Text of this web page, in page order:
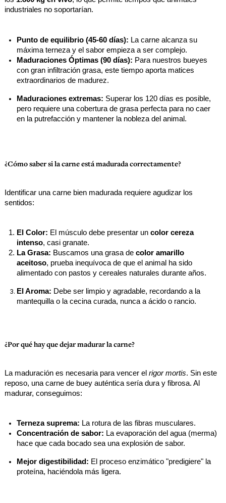
industriales no soportarían.
Punto de equilibrio (45-60 días): La carne alcanza su
máxima terneza y el sabor empieza a ser complejo.
Maduraciones Óptimas (90 días): Para nuestros bueyes
con gran infiltración grasa, este tiempo aporta matices
extraordinarios de madurez.
Maduraciones extremas: Superar los 120 días es posible,
pero requiere una cobertura de grasa perfecta para no caer
en la putrefacción y mantener la nobleza del animal.
¿Cómo saber si la carne está madurada correctamente?
Identificar una carne bien madurada requiere agudizar los
sentidos:
El Color: El músculo debe presentar un color cereza
intenso, casi granate.
La Grasa: Buscamos una grasa de color amarillo
aceitoso, prueba inequívoca de que el animal ha sido
alimentado con pastos y cereales naturales durante años.
El Aroma: Debe ser limpio y agradable, recordando a la
mantequilla o la cecina curada, nunca a ácido o rancio.
¿Por qué hay que dejar madurar la carne?
La maduración es necesaria para vencer el rigor mortis. Sin este
reposo, una carne de buey auténtica sería dura y fibrosa. Al
madurar, conseguimos:
Terneza suprema: La rotura de las fibras musculares.
Concentración de sabor: La evaporación del agua (merma)
hace que cada bocado sea una explosión de sabor.
Mejor digestibilidad: El proceso enzimático "predigiere" la
proteína, haciéndola más ligera.